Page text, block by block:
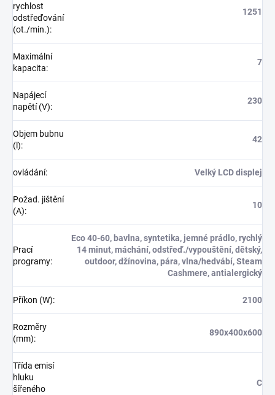
rychlost
odstřeďování
(ot./min.):
1251
Maximální
kapacita:
7
Napájecí
napětí (V):
230
Objem bubnu
(l):
42
ovládání: Velký LCD displej
Požad. jištění
(A):
10
Prací
programy:
Eco 40-60, bavlna, syntetika, jemné prádlo, rychlý
14 minut, máchání, odstřeď./vypouštění, dětský,
outdoor, džínovina, pára, vlna/hedvábí, Steam
Cashmere, antialergický
Příkon (W): 2100
Rozměry
(mm):
890x400x600
Třída emisí
hluku
šířeného
C